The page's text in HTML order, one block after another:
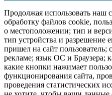
Продолжая использовать наш
обработку файлов cookie,
о местоположении; тип и
тип устройства и разрешение
пришел на сайт пользователь;
рекламе; язык ОС и Браузера;
какие кнопки нажимает
функционирования сайта,
проведения статистических